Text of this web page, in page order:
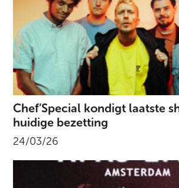
Chef’Special kondigt laatste
huidige bezetting
24/03/26